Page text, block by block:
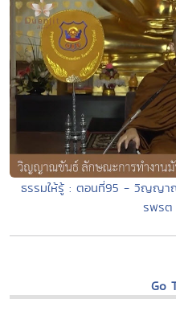
ธรรมให้รู้ : ตอนที่95 - วิญญา
รพรต
Go